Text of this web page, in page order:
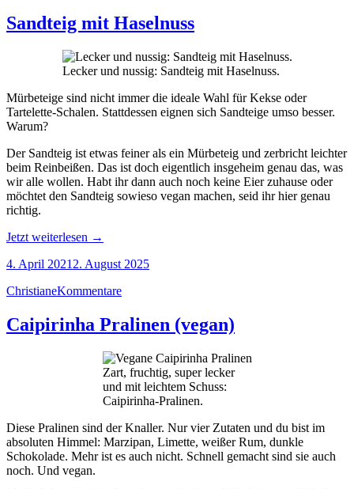
Sandteig mit Haselnuss
Lecker und nussig: Sandteig mit Haselnuss.
Mürbeteige sind nicht immer die ideale Wahl für Kekse oder
Tartelette-Schalen. Stattdessen eignen sich Sandteige umso besser.
Warum?
Der Sandteig ist etwas feiner als ein Mürbeteig und zerbricht leichter
beim Reinbeißen. Das ist doch eigentlich insgeheim genau das, was
wir alle wollen. Habt ihr dann auch noch keine Eier zuhause oder
möchtet den Sandteig sowieso vegan machen, seid ihr hier genau
richtig.
Jetzt weiterlesen „Sandteig
Haselnuss“
→
4. April 2021 2. August 2025
ChristianeKommentare
Caipirinha Pralinen (vegan)
Zart, fruchtig, super lecker
und mit leichtem Schuss:
Caipirinha-Pralinen.
Diese Pralinen sind der Knaller. Nur vier Zutaten und du bist im
absoluten Himmel: Marzipan, Limette, weißer Rum, dunkle
Schokolade. Mehr ist es auch nicht. Schnell gemacht sind sie auch
noch. Und vegan.